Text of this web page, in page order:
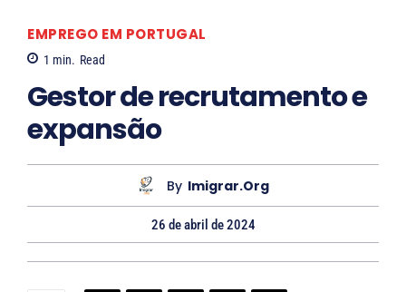
EMPREGO EM PORTUGAL
1 min. Read
Gestor de recrutamento e
expansão
By Imigrar.org
26 de abril de 2024
r
e